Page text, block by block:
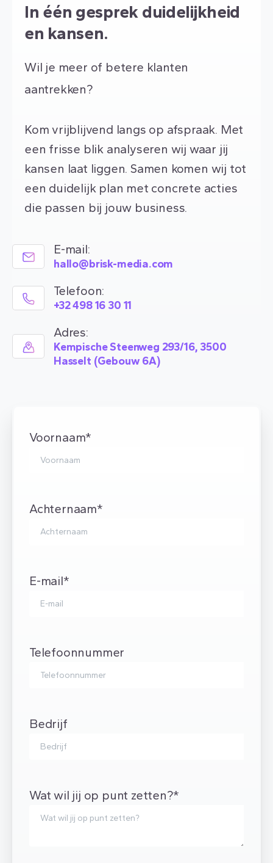
In één gesprek duidelijkheid
en kansen.
Wil je meer of betere klanten
aantrekken?
Kom vrijblijvend langs op afspraak. Met
een frisse blik analyseren wij waar jij
kansen laat liggen. Samen komen wij tot
een duidelijk plan met concrete acties
die passen bij jouw business.
E-mail:
hallo@brisk-media.com
Telefoon:
+32 498 16 30 11
Adres:
Kempische Steenweg 293/16, 3500
Hasselt (Gebouw 6A)
Voornaam*
Achternaam*
E-mail*
Telefoonnummer
Bedrijf
Wat wil jij op punt zetten?*